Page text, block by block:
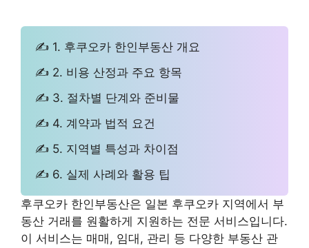
✍ 1. 후쿠오카 한인부동산 개요
✍ 2. 비용 산정과 주요 항목
✍ 3. 절차별 단계와 준비물
✍ 4. 계약과 법적 요건
✍ 5. 지역별 특성과 차이점
✍ 6. 실제 사례와 활용 팁
후쿠오카 한인부동산은 일본 후쿠오카 지역에서 부
동산 거래를 원활하게 지원하는 전문 서비스입니다.
이 서비스는 매매, 임대, 관리 등 다양한 부동산 관